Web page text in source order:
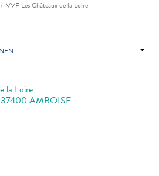
VVF Les Châteaux de la Loire
la Loire
37400 AMBOISE